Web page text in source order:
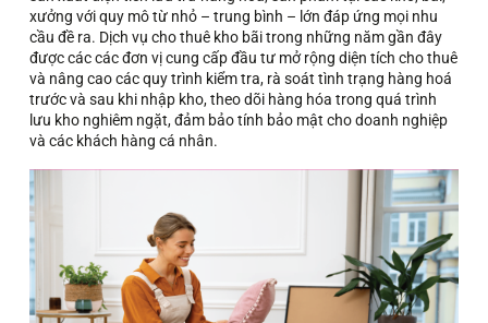
xưởng với quy mô từ nhỏ – trung bình – lớn đáp ứng mọi nhu
cầu đề ra. Dịch vụ cho thuê kho bãi trong những năm gần đây
được các các đơn vị cung cấp đầu tư mở rộng diện tích cho thuê
và nâng cao các quy trình kiểm tra, rà soát tình trạng hàng hoá
trước và sau khi nhập kho, theo dõi hàng hóa trong quá trình
lưu kho nghiêm ngặt, đảm bảo tính bảo mật cho doanh nghiệp
và các khách hàng cá nhân.